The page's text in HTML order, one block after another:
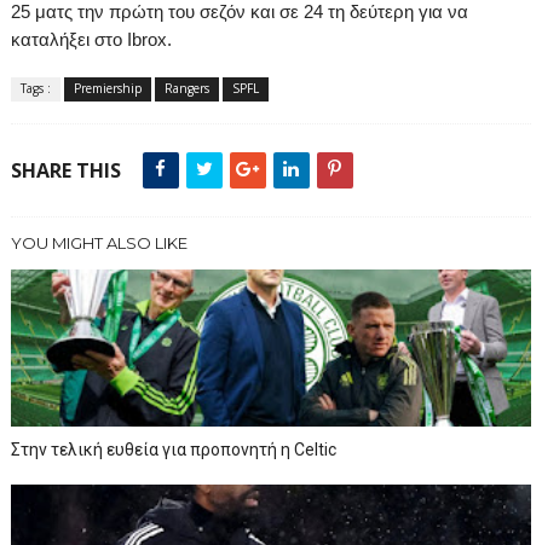
25 ματς την πρώτη του σεζόν και σε 24 τη δεύτερη για να
καταλήξει στο Ibrox.
Tags : Premiership Rangers SPFL
SHARE THIS
YOU MIGHT ALSO LIKE
Στην τελική ευθεία για προπονητή η Celtic